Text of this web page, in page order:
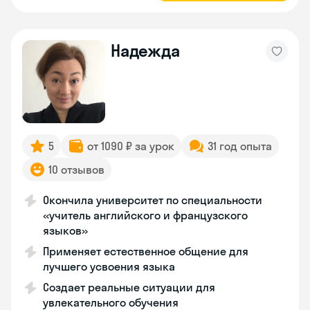
Надежда
5 от 1090 ₽ за урок
31 год опыта
10 отзывов
Окончила университет по специальности
«учитель английского и французского
языков»
Применяет естественное общение для
лучшего усвоения языка
Создает реальные ситуации для
увлекательного обучения